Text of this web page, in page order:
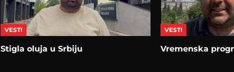
VESTI
Stigla oluja u Srbiju
VESTI
Vremenska